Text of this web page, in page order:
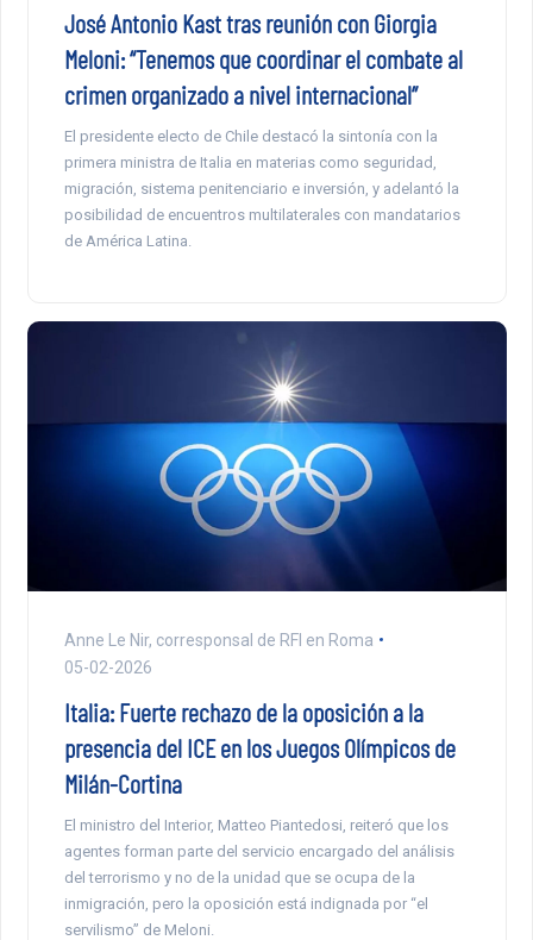
José Antonio Kast tras reunión con Giorgia
Meloni: “Tenemos que coordinar el combate al
crimen organizado a nivel internacional”
El presidente electo de Chile destacó la sintonía con la
primera ministra de Italia en materias como seguridad,
migración, sistema penitenciario e inversión, y adelantó la
posibilidad de encuentros multilaterales con mandatarios
de América Latina.
Anne Le Nir, corresponsal de RFI en Roma
05-02-2026
Italia: Fuerte rechazo de la oposición a la
presencia del ICE en los Juegos Olímpicos de
Milán-Cortina
El ministro del Interior, Matteo Piantedosi, reiteró que los
agentes forman parte del servicio encargado del análisis
del terrorismo y no de la unidad que se ocupa de la
inmigración, pero la oposición está indignada por “el
servilismo” de Meloni.